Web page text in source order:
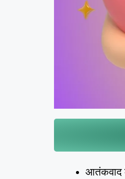
आतंकवाद